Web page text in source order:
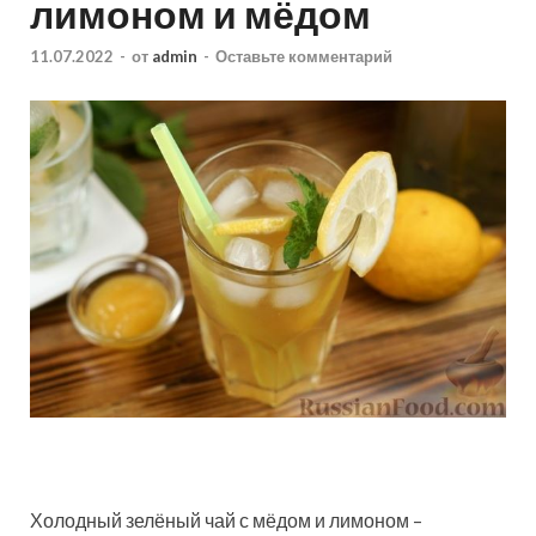
лимоном и мёдом
11.07.2022 - от admin - Оставьте комментарий
Холодный зелёный чай с мёдом и лимоном –